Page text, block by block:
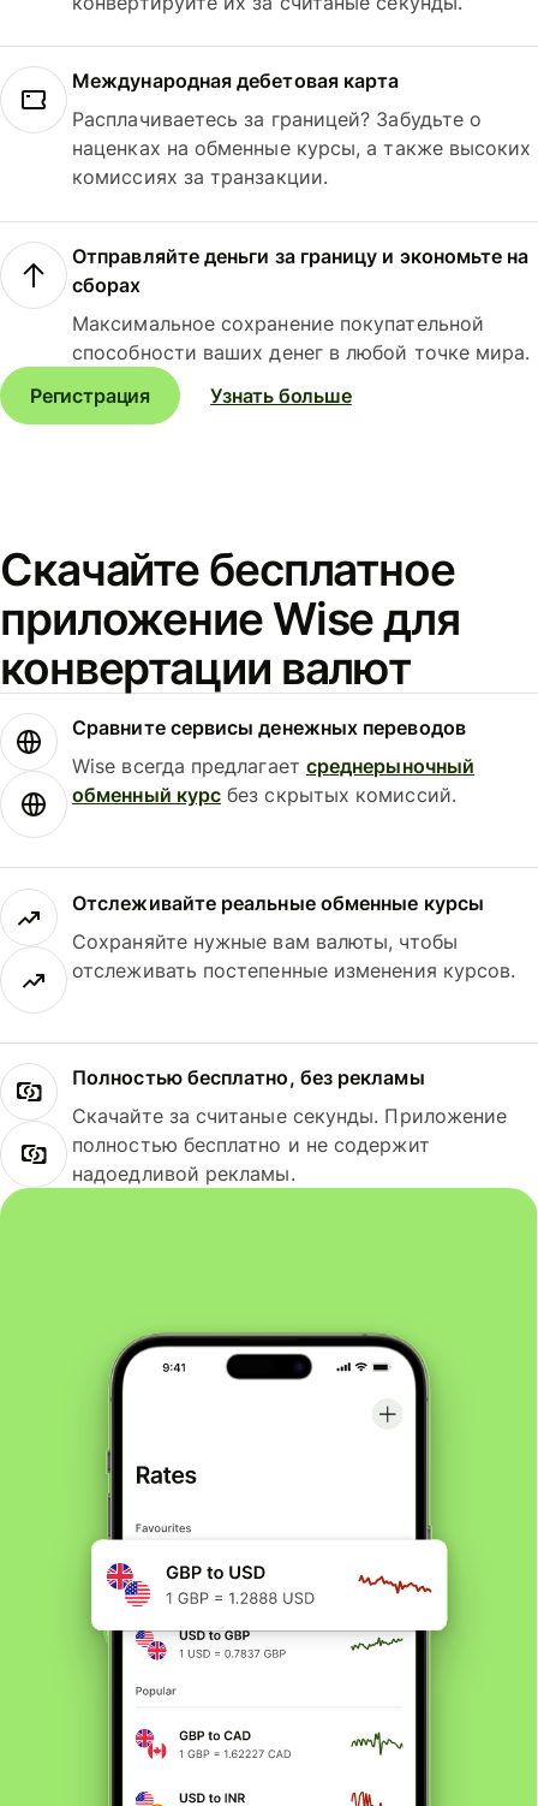
Международная дебетовая карта
Расплачиваетесь за границей? Забудьте о
наценках на обменные курсы, а также высоких
комиссиях за транзакции.
Отправляйте деньги за границу и экономьте на
сборах
Максимальное сохранение покупательной
способности ваших денег в любой точке мира.
Регистрация
Узнать больше
Скачайте бесплатное
приложение Wise для
конвертации валют
Сравните сервисы денежных переводов
Wise всегда предлагает среднерыночный
обменный курс без скрытых комиссий.
Отслеживайте реальные обменные курсы
Сохраняйте нужные вам валюты, чтобы
отслеживать постепенные изменения курсов.
Полностью бесплатно, без рекламы
Скачайте за считаные секунды. Приложение
полностью бесплатно и не содержит
надоедливой рекламы.